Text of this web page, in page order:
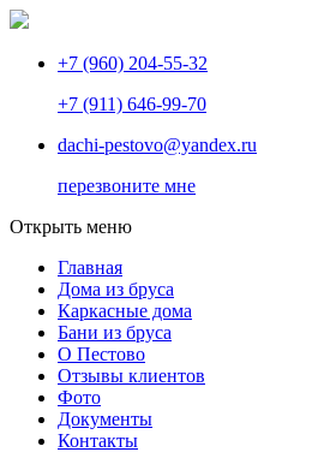
+7 (960) 204-55-32
+7 (911) 646-99-70
dachi-pestovo@yandex.ru
перезвоните мне
Открыть меню
Главная
Дома из бруса
Каркасные дома
Бани из бруса
О Пестово
Отзывы клиентов
Фото
Документы
Контакты